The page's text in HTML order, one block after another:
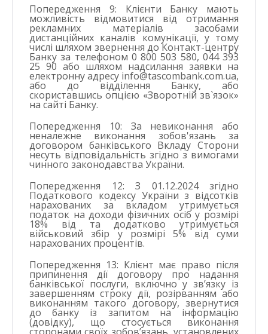
Попередження 9: Клієнти Банку мають
можливість відмовитися від отримання
рекламних матеріалів засобами
дистанційних каналів комунікації, у тому
числі шляхом звернення до Контакт-центру
Банку за телефоном 0 800 503 580, 044 393
25 90 або шляхом надсилання заявки на
електронну адресу info@tascombank.com.ua,
або до відділення Банку, або
скориставшись опцією «Зворотній зв`язок»
на сайті Банку.
Попередження 10: За невиконання або
неналежне виконання зобов'язань за
договором банківського Вкладу Сторони
несуть відповідальність згідно з вимогами
чинного законодавства України.
Попередження 12: З 01.12.2024 згідно
Податкового кодексу України з відсотків
нарахованих за вкладом утримується
податок на доходи фізичних осіб у розмірі
18% від та додатково утримується
військовий збір у розмірі 5% від суми
нарахованих процентів.
Попередження 13: Клієнт має право після
припинення дії договору про надання
банківської послуги, включно у зв’язку із
завершенням строку дії, розірванням або
виконанням такого договору, звернутися
до банку із запитом на інформацію
(довідку), що стосується виконання